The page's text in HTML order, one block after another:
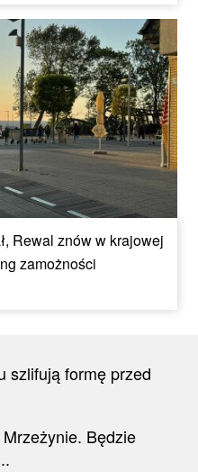
Rewal znów w krajowej
zamożności
szlifują formę przed
Będzie